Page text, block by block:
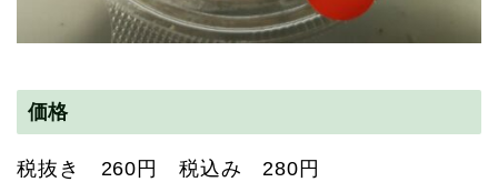
価格
税抜き 260円 税込み 280円